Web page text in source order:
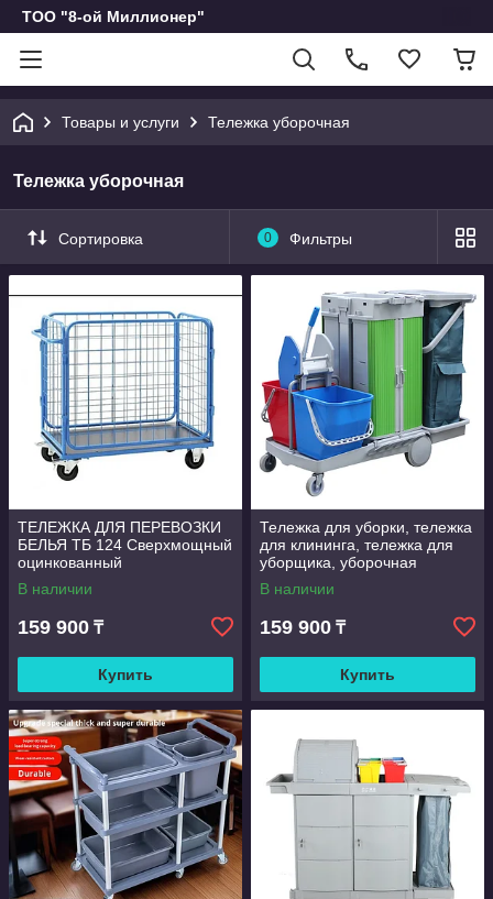
ТОО "8-ой Миллионер"
Товары и услуги Тележка уборочная
Тележка уборочная
Сортировка 0 Фильтры
ТЕЛЕЖКА ДЛЯ ПЕРЕВОЗКИ
БЕЛЬЯ ТБ 124 Сверхмощный
оцинкованный
металлический рулонный
контейнер со складным
В наличии
159 900 ₸
Купить
Тележка для уборки, тележка
для клининга, тележка для
уборщика, уборочная
тележка для гостиниц
больниц
В наличии
159 900 ₸
Купить